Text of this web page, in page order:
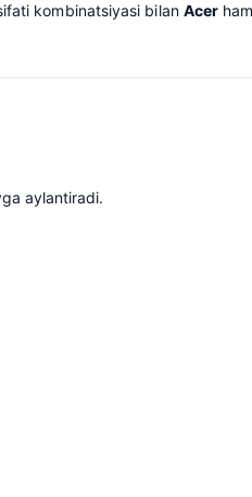
kombinatsiyasi bilan Acer
aylantiradi.